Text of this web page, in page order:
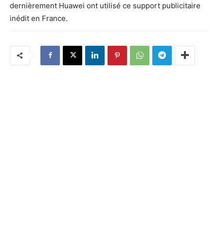
dernièrement Huawei ont utilisé ce support publicitaire
inédit en France.